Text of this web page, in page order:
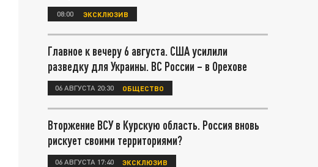
08:00 ЭКСКЛЮЗИВ
Главное к вечеру 6 августа. США усилили
разведку для Украины. ВС России – в Орехове
06 АВГУСТА 20:30 ОБЩЕСТВО
Вторжение ВСУ в Курскую область. Россия вновь
рискует своими территориями?
06 АВГУСТА 17:40 ЭКСКЛЮЗИВ